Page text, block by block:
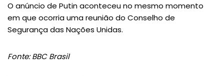
O anúncio de Putin aconteceu no mesmo momento
em que ocorria uma reunião do Conselho de
Segurança das Nações Unidas.
Fonte: BBC Brasil